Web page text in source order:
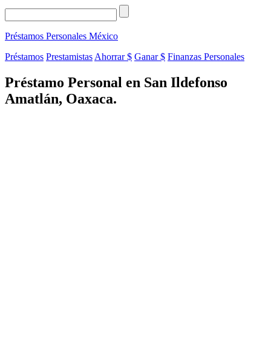
Préstamos Personales México
Préstamos Prestamistas Ahorrar $ Ganar $ Finanzas Personales
Préstamo Personal en San Ildefonso
Amatlán, Oaxaca.